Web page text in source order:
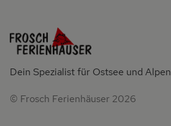
Dein Spezialist für Ostsee und Alpen
© Frosch Ferienhäuser 2026